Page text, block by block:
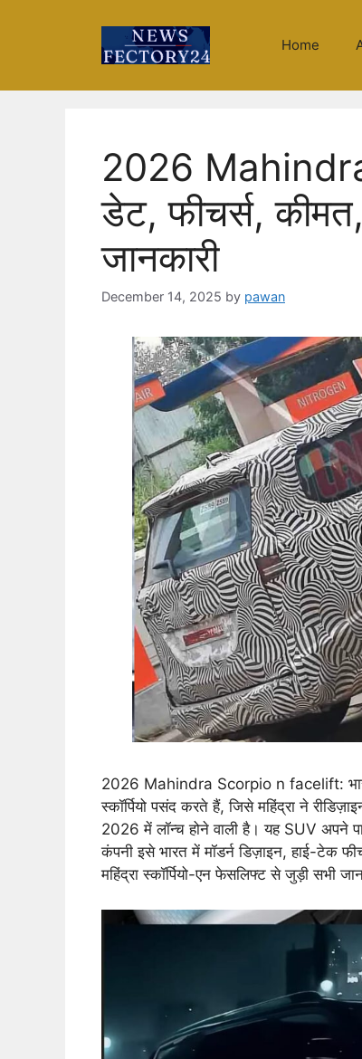
Home
2026
डेट, फीचर्स,
जानकारी
December 14, 2025 by pawan
2026 Mahindra Scorpio n facelift:
स्कॉर्पियो पसंद करते हैं, जिसे महिंद्रा ने
2026 में लॉन्च होने वाली है। यह SUV अपने
कंपनी इसे भारत में मॉडर्न डिज़ाइन, हाई-टेक
महिंद्रा स्कॉर्पियो-एन फेसलिफ्ट से जुड़ी सभी